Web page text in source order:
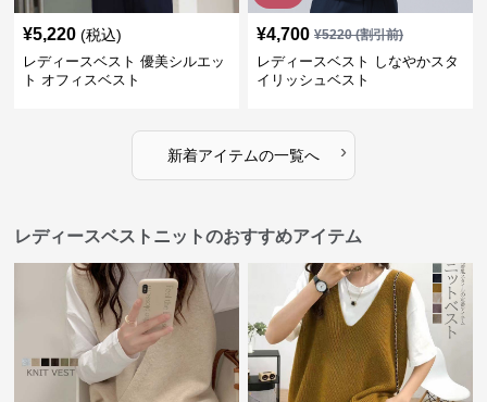
¥5,220 (税込)
レディースベスト 優美シルエッ
ト オフィスベスト
¥4,700 ¥5220(割引前)
レディースベスト しなやかスタ
イリッシュベスト
新着アイテムの一覧へ ›
レディースベストニットのおすすめアイテム